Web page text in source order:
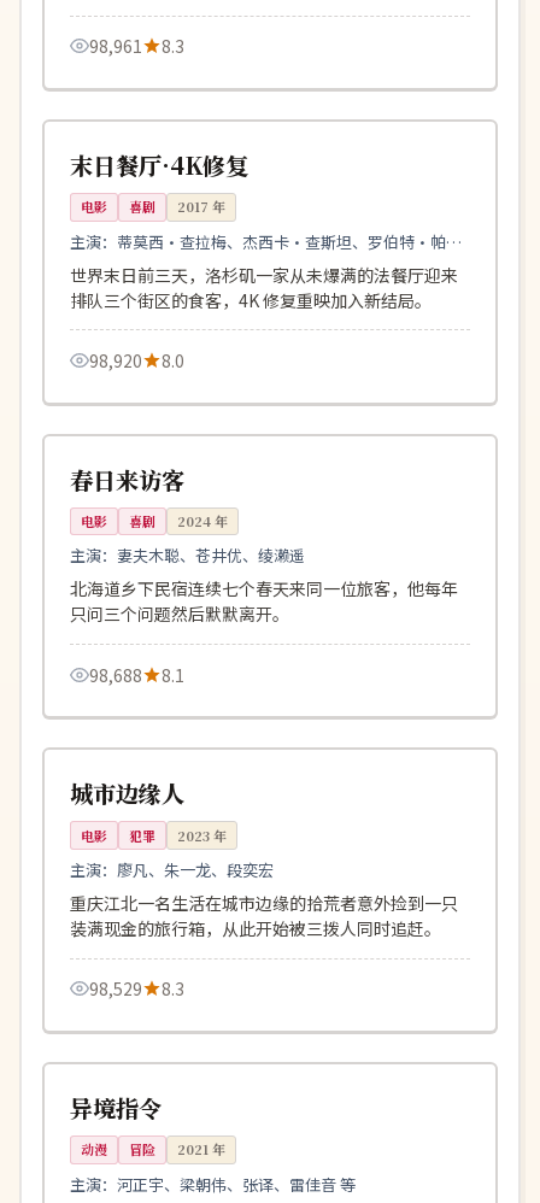
98,961 8.3
美国
杜比 105分钟
末日餐厅·4K修复
电影 喜剧 2017 年
主演： 蒂莫西·查拉梅、杰西卡·查斯坦、罗伯特·帕丁
森
世界末日前三天，洛杉矶一家从未爆满的法餐厅迎来
排队三个街区的食客，4K 修复重映加入新结局。
98,920 8.0
日本
完结 102分钟
春日来访客
电影 喜剧 2024年
主演：妻夫木聪、苍井优、绫濑遥
北海道乡下民宿连续七个春天来同一位旅客，他每年
只问三个问题然后默默离开。
98,688 8.1
中国
院线 119分钟
城市边缘人
电影 犯罪 2023年
主演：廖凡、朱一龙、段奕宏
重庆江北一名生活在城市边缘的拾荒者意外捡到一只
装满现金的旅行箱，从此开始被三拨人同时追赶。
98,529 8.3
英国
连载中 155分钟
异境指令
动漫 冒险 2021 年
主演：河正宇、梁朝伟、张译、雷佳音 等